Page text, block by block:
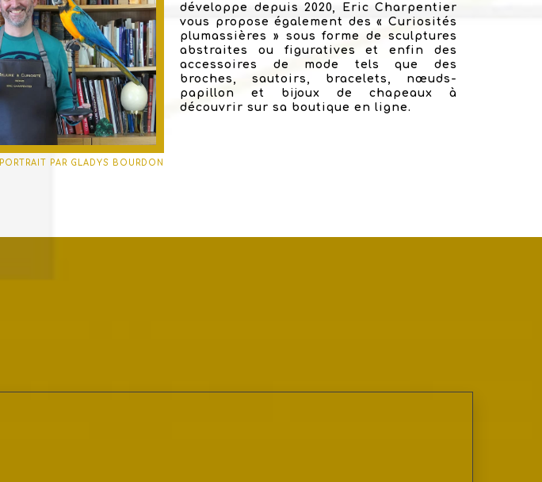
PORTRAIT PAR GLADYS BOURDON
développe depuis 2020, Eric Charpentier
vous propose également des « Curiosités
plumassières » sous forme de sculptures
abstraites ou figuratives et enfin des
accessoires de mode tels que des
broches, sautoirs, bracelets, nœuds-
papillon et bijoux de chapeaux à
découvrir sur sa boutique en ligne.